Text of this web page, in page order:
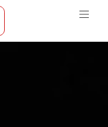
Canon Academy Logo